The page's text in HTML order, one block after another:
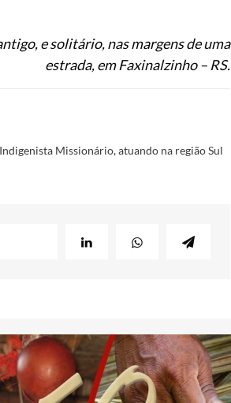
e solitário, nas margens de uma
estrada, em Faxinalzinho – RS.
Missionário, atuando na região Sul